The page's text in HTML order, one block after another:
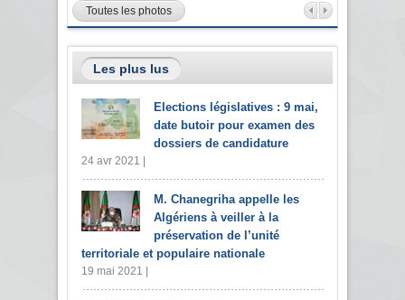
Toutes les photos
Les plus lus
Elections législatives : 9 mai,
date butoir pour examen des
dossiers de candidature
24 avr 2021 |
M. Chanegriha appelle les
Algériens à veiller à la
préservation de l’unité
territoriale et populaire nationale
19 mai 2021 |